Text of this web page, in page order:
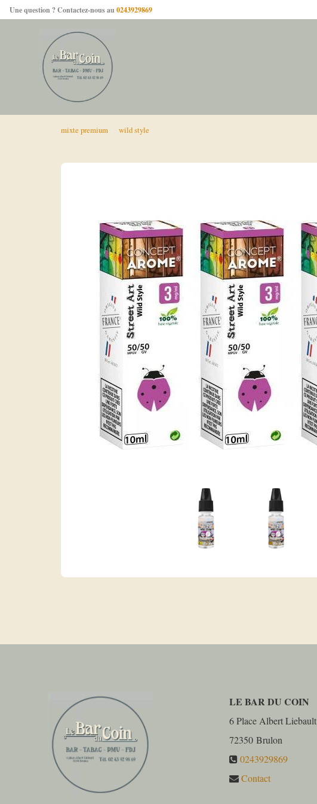
mixte premium wild style
Une question ? Contactez-nous au 0243929869
LE BAR DU COIN
6 Place Albert Liebault
72350 Brulon
0243929869
Contact